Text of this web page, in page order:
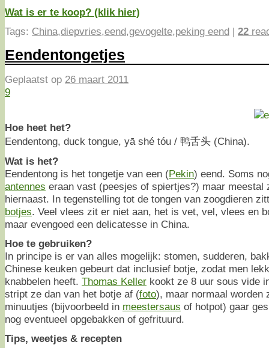
Wat is er te koop? (klik hier)
Tags: China,diepvries,eend,gevogelte,peking eend | 22
Eendentongetjes
Geplaatst op 26 maart 2011
9
Hoe heet het?
Eendentong, duck tongue, yā shé tóu / 鸭舌头 (China).
Wat is het?
Eendentong is het tongetje van een (Pekin) eend. Soms
antennes eraan vast (peesjes of spiertjes?) maar meestal
hiernaast. In tegenstelling tot de tongen van zoogdieren
botjes. Veel vlees zit er niet aan, het is vet, vel, vlees en
maar evengoed een delicatesse in China.
Hoe te gebruiken?
In principe is er van alles mogelijk: stomen, sudderen,
Chinese keuken gebeurt dat inclusief botje, zodat men
knabbelen heeft. Thomas Keller kookt ze 8 uur sous vide
stript ze dan van het botje af (foto), maar normaal worden
minuutjes (bijvoorbeeld in meestersaus of hotpot) gaar
nog eventueel opgebakken of gefrituurd.
Tips, weetjes & recepten